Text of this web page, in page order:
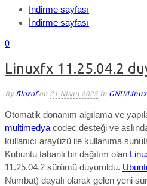
İndirme sayfası
İndirme sayfası
0
Linuxfx 11.25.04.2
By filozof on 21 Nisan 2025 in GNU/Linux
Otomatik donanım algılama ve
multimedya codec desteği ve
kullanıcı arayüzü ile kullanıma
Kubuntu tabanlı bir dağıtım olan
11.25.04.2 sürümü duyuruldu. U
Numbat) dayalı olarak gelen yeni